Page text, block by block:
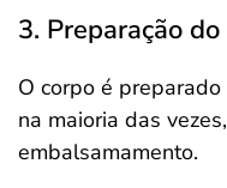
3. Preparação
O corpo é
na maioria das
embalsamamento.